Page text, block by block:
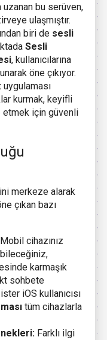
bu serüven,
ulaşmıştır.
biri de sesli
Sesli
, kullanıcılarına
öne çıkıyor.
kurmak, keyifli
için güvenli
merkeze alarak
çıkan bazı
Mobil cihazınız
karmaşık
sohbete
iOS kullanıcısı
tüm cihazlarla
Farklı ilgi